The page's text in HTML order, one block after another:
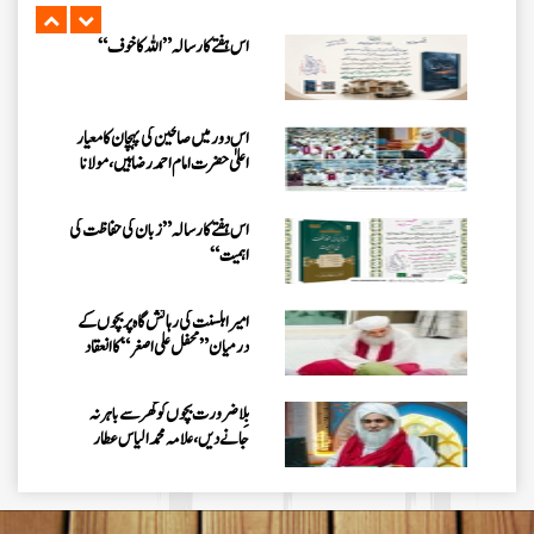
اس ہفتے کا رسالہ ”اللہ کا خوف“
اس دور میں صالحین کی پہچان کا معیار
اعلیٰ حضر ت امام احمد رضا ہیں، مولانا
اس ہفتے کا رسالہ ” زبان کی حفاظت کی
اہمیت“
امیر اہلسنت کی رہائش گاہ پر بچوں کے
درمیان” محفل علی اصغر “کا انعقاد
بِلا ضرورت بچوں کو گھر سے باہر نہ
جانے دیں، علامہ محمد الیاس عطار
اس ہفتے کا رسالہ ”احیاء العلوم سے 38